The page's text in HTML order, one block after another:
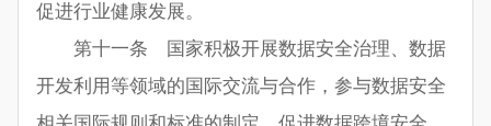
促进行业健康发展。
第十一条 国家积极开展数据安全治理、数据
开发利用等领域的国际交流与合作，参与数据安全